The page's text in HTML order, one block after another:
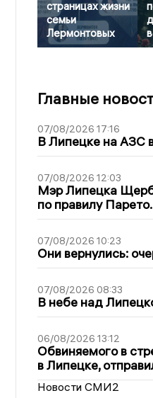
страницах жизни
семьи
Лермонтовых
Главные
07/08/2026 17:16
В Липецке на АЗС
07/08/2026 12:03
Мэр Липецка
по правилу
07/08/2026 10:23
Они вернулись:
07/08/2026 08:33
В небе над
06/08/2026 13:12
Обвиняемого в
в Липецке,
Новости СМИ2